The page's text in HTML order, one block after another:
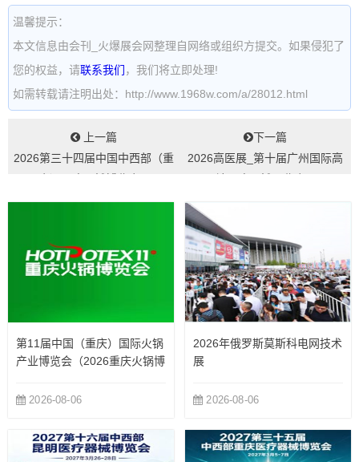
温馨提示：
本文信息由会刊_火爆展会网整理自网络或组织方提交。如果侵犯了
您的权益，请联系我们 ，我们将立即处理!
如需转载请注明出处：http://www.1968w.com/a/28012.html
上一篇
2026第三十四届中国中西部（重
下一篇
2026高医展_第十届广州国际高
第11届中国（重庆）国际火锅
产业博览会（2026重庆火锅博
2026-08-06
2026年俄罗斯莫斯科电网技术
展
2026-08-06